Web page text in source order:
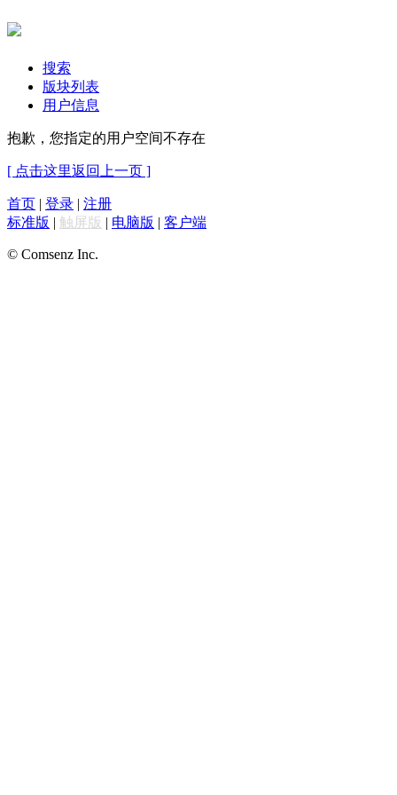
搜索
版块列表
用户信息
抱歉，您指定的用户空间不存在
[ 点击这里返回上一页 ]
首页 | 登录 | 注册
标准版 | 触屏版 | 电脑版 | 客户端
© Comsenz Inc.